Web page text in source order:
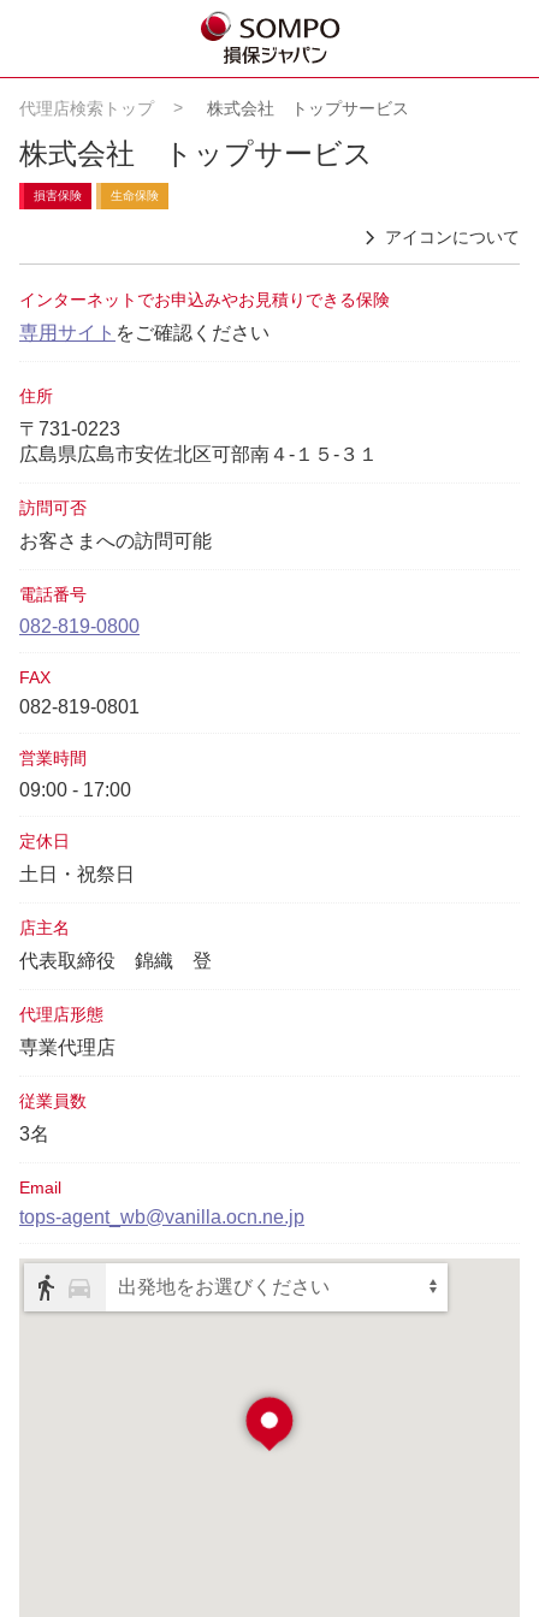
代理店検索トップ 株式会社 トップサービス
株式会社 トップサービス
損害保険 生命保険
アイコンについて
インターネットでお申込みやお見積りできる保険
専用サイト をご確認ください
住所
〒731-0223
広島県広島市安佐北区可部南４‐１５‐３１
訪問可否
お客さまへの訪問可能
電話番号
082-819-0800
FAX
082-819-0801
営業時間
09:00 - 17:00
定休日
土日・祝祭日
店主名
代表取締役 錦織 登
代理店形態
専業代理店
従業員数
3名
Email
tops-agent_wb@vanilla.ocn.ne.jp
出発地をお選びください